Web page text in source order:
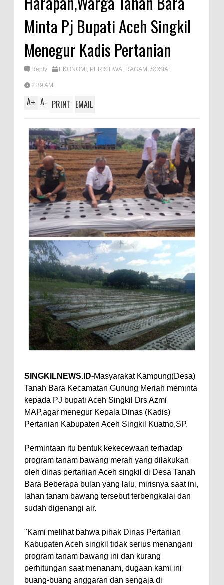
Minta Pj Bupati Aceh Singkil
Menegur Kadis Pertanian
Reply EKONOMI , PERISTIWA, RAGAM , SOSIAL
2:39 AM
A+ A- PRINT EMAIL
SINGKILNEWS.ID-Masyarakat Kampung(Desa)
Tanah Bara Kecamatan Gunung Meriah meminta
kepada PJ bupati Aceh Singkil Drs Azmi
MAP,agar menegur Kepala Dinas (Kadis)
Pertanian Kabupaten Aceh Singkil Kuatno,SP.
Permintaan itu bentuk kekecewaan terhadap
program tanam bawang merah yang dilakukan
oleh dinas pertanian Aceh singkil di Desa Tanah
Bara Beberapa bulan yang lalu, mirisnya saat ini,
lahan tanam bawang tersebut terbengkalai dan
sudah digenangi air.
"Kami melihat bahwa pihak Dinas Pertanian
Kabupaten Aceh singkil tidak serius menangani
program tanam bawang ini dan kurang
perhitungan saat menanam, dugaan kami ini
buang-buang anggaran dan sengaja di